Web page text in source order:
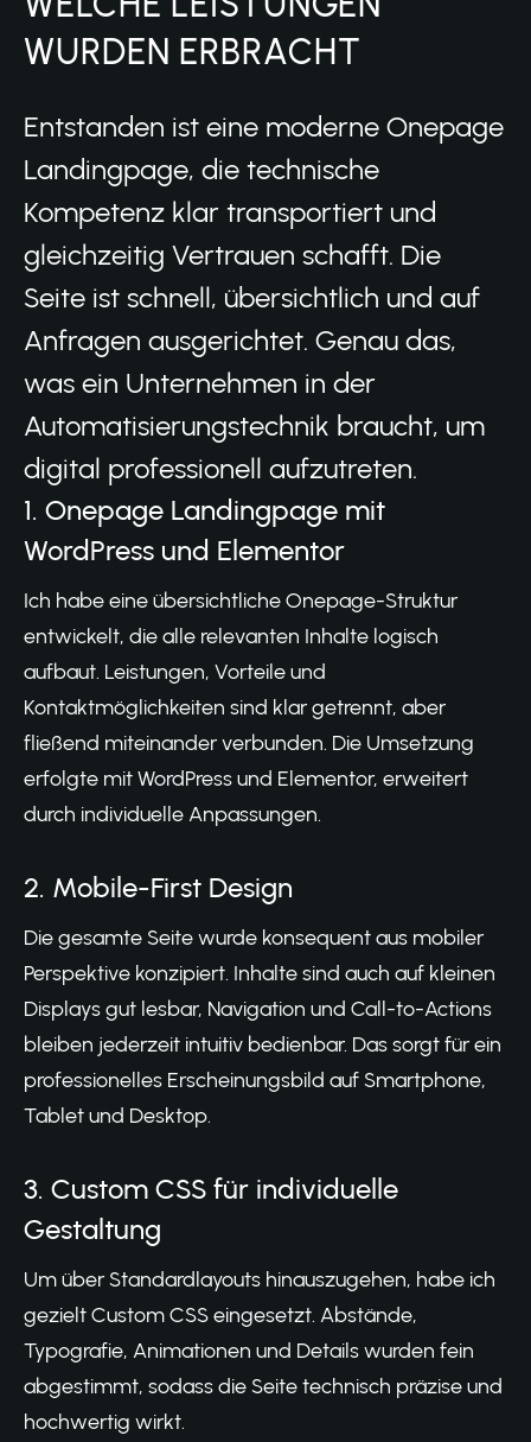
WURDEN ERBRACHT
Entstanden ist eine moderne Onepage
Landingpage, die technische
Kompetenz klar transportiert und
gleichzeitig Vertrauen schafft. Die
Seite ist schnell, übersichtlich und auf
Anfragen ausgerichtet. Genau das,
was ein Unternehmen in der
Automatisierungstechnik braucht, um
digital professionell aufzutreten.
1. Onepage Landingpage mit
WordPress und Elementor
Ich habe eine übersichtliche Onepage-Struktur
entwickelt, die alle relevanten Inhalte logisch
aufbaut. Leistungen, Vorteile und
Kontaktmöglichkeiten sind klar getrennt, aber
fließend miteinander verbunden. Die Umsetzung
erfolgte mit WordPress und Elementor, erweitert
durch individuelle Anpassungen.
2. Mobile-First Design
Die gesamte Seite wurde konsequent aus mobiler
Perspektive konzipiert. Inhalte sind auch auf kleinen
Displays gut lesbar, Navigation und Call-to-Actions
bleiben jederzeit intuitiv bedienbar. Das sorgt für ein
professionelles Erscheinungsbild auf Smartphone,
Tablet und Desktop.
3. Custom CSS für individuelle
Gestaltung
Um über Standardlayouts hinauszugehen, habe ich
gezielt Custom CSS eingesetzt. Abstände,
Typografie, Animationen und Details wurden fein
abgestimmt, sodass die Seite technisch präzise und
hochwertig wirkt.